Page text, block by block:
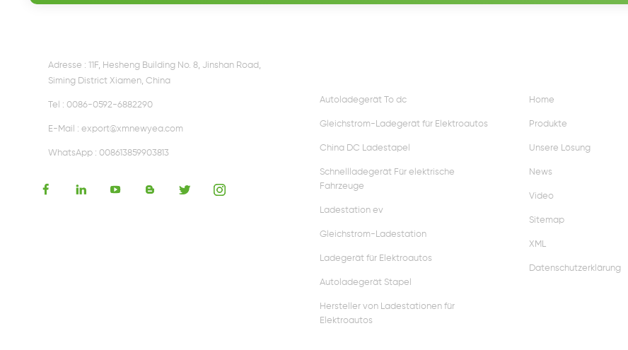
Adresse : 11F, Hesheng Building No. 8, Jinshan Road,
Siming District Xiamen, China
Tel : 0086-0592-6882290
E-Mail : export@xmnewyea.com
WhatsApp : 008613859903813
Autoladegerät To dc
Gleichstrom-Ladegerät für Elektroautos
China DC Ladestapel
Schnellladegerät Für elektrische
Fahrzeuge
Ladestation ev
Gleichstrom-Ladestation
Ladegerät für Elektroautos
Autoladegerät Stapel
Hersteller von Ladestationen für
Elektroautos
Home
Produkte
Unsere Lösung
News
Video
Sitemap
XML
Datenschutzerklärung
Ladegerätempfänger